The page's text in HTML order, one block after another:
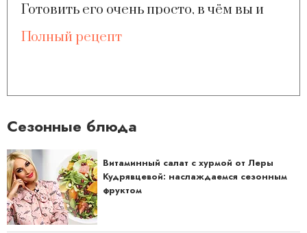
Готовить его очень просто, в чём вы и
убедитесь, если будете следовать
нашим инструкциям.
Полный рецепт
Сезонные блюда
Витаминный салат с хурмой от Леры
Кудрявцевой: наслаждаемся сезонным
фруктом